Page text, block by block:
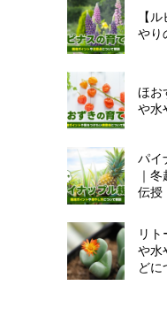
【
やり
ほお
や水
パイ
｜
伝授
リ
や水
どに